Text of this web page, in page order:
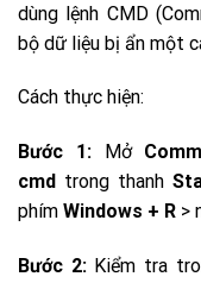
dùng lệnh CMD
bộ dữ liệu bị ẩn một
Cách thực hiện:
Bước 1:Mở
cmd trong thanh
phím Windows + R >
Bước 2:Kiểm tra